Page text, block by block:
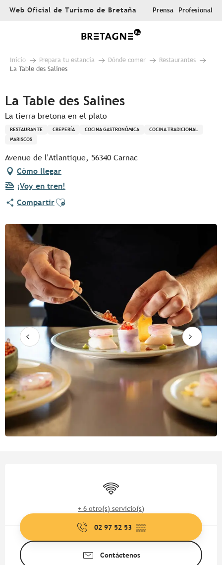
AllerWeb Oficial de Turismo de Bretaña Prensa Profesional
Inicio Prepara tu estancia Dónde comer
Restaurantes
La Table des Salines
La Table des Salines
La tierra bretona en el plato
RESTAURANTE CREPERÍA COCINA GASTRONÓMICA
COCINA TRADICIONAL
MARISCOS
Avenue de l'Atlantique, 56340 Carnac
Cómo llegar
¡Voy en tren!
CompartirAjouter aux favoris
Wifi
+ 6 otro(s) servicio(s)
02 97 52 53 ▒▒
Contáctenos